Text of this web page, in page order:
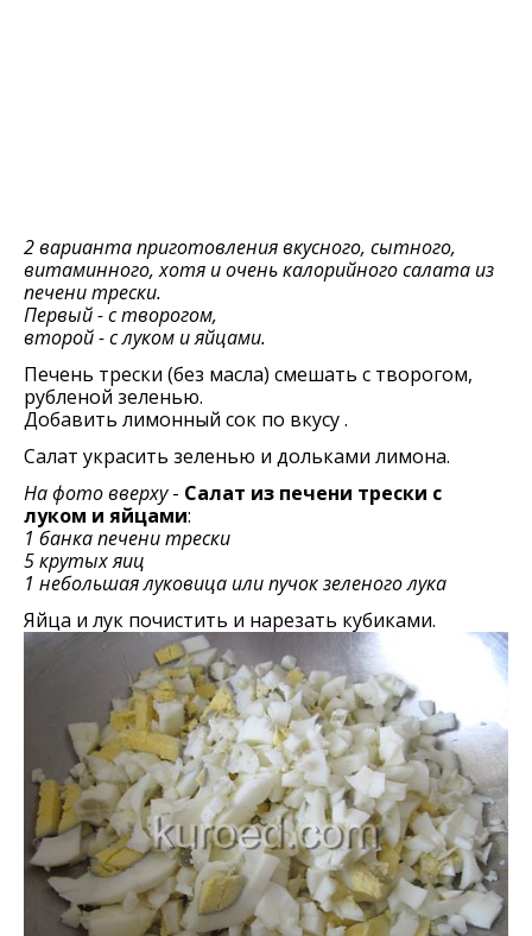
2 варианта приготовления вкусного, сытного,
витаминного, хотя и очень калорийного салата из
печени трески.
Первый - с творогом,
второй - с луком и яйцами.
Печень трески (без масла) смешать с творогом,
рубленой зеленью.
Добавить лимонный сок по вкусу .
Салат украсить зеленью и дольками лимона.
На фото вверху- Cалат из печени трески с
луком и яйцами:
1 банка печени трески
5 крутых яиц
1 небольшая луковица или пучок зеленого лука
Яйца и лук почистить и нарезать кубиками.